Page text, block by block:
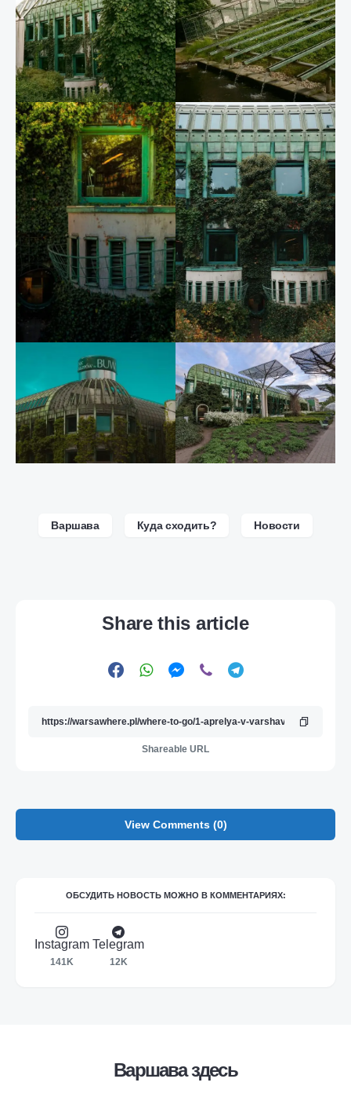
Варшава Куда сходить? Новости
Share this article
Shareable URL
View Comments (0)
ОБСУДИТЬ НОВОСТЬ МОЖНО В КОММЕНТАРИЯХ:
Instagram
141K
Telegram
12K
Варшава здесь